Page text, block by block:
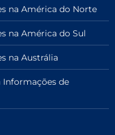
na América do Norte
na América do Sul
na Austrália
Informações de